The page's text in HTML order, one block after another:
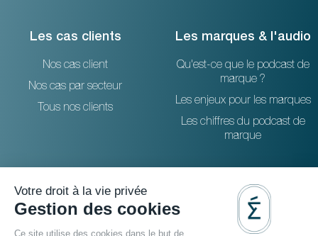
Les cas clients
Nos cas client
Nos cas par secteur
Tous nos clients
Les marques & l'audio
Qu'est-ce que le podcast de
marque ?
Les enjeux pour les marques
Les chiffres du podcast de
marque
Ressources
Le blog
Contactez-nous
36 rue Emeriau - PARIS 15